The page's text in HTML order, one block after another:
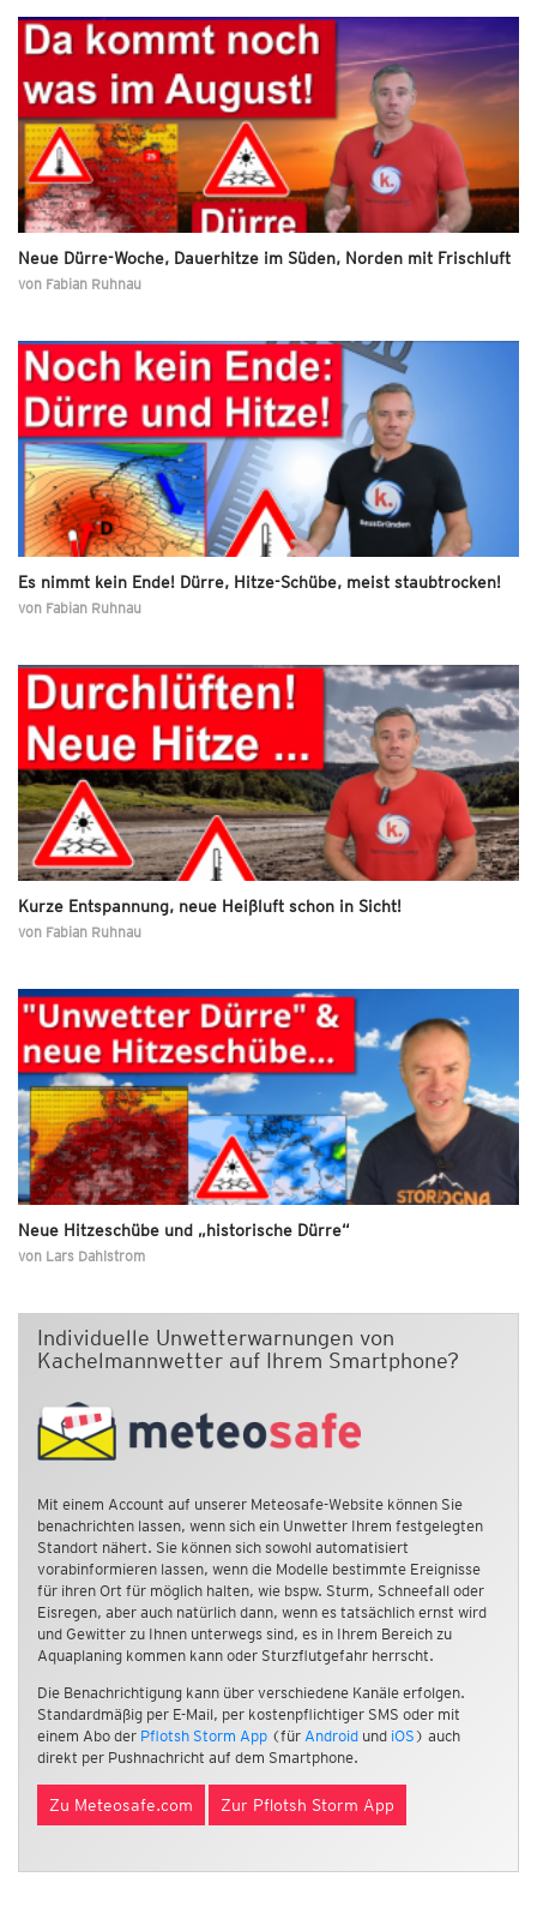
Neue Dürre-Woche, Dauerhitze im Süden, Norden mit Frischluft
von Fabian Ruhnau
Es nimmt kein Ende! Dürre, Hitze-Schübe, meist staubtrocken!
von Fabian Ruhnau
Kurze Entspannung, neue Heißluft schon in Sicht!
von Fabian Ruhnau
Neue Hitzeschübe und „historische Dürre“
von Lars Dahlstrom
Individuelle Unwetterwarnungen von
Kachelmannwetter auf Ihrem Smartphone?
Mit einem Account auf unserer Meteosafe-Website können Sie
benachrichten lassen, wenn sich ein Unwetter Ihrem festgelegten
Standort nähert. Sie können sich sowohl automatisiert
vorabinformieren lassen, wenn die Modelle bestimmte Ereignisse
für ihren Ort für möglich halten, wie bspw. Sturm, Schneefall oder
Eisregen, aber auch natürlich dann, wenn es tatsächlich ernst wird
und Gewitter zu Ihnen unterwegs sind, es in Ihrem Bereich zu
Aquaplaning kommen kann oder Sturzflutgefahr herrscht.
Die Benachrichtigung kann über verschiedene Kanäle erfolgen.
Standardmäßig per E-Mail, per kostenpflichtiger SMS oder mit
einem Abo der Pflotsh Storm App (für Android und iOS ) auch
direkt per Pushnachricht auf dem Smartphone.
Zu Meteosafe.com Zur Pflotsh Storm App